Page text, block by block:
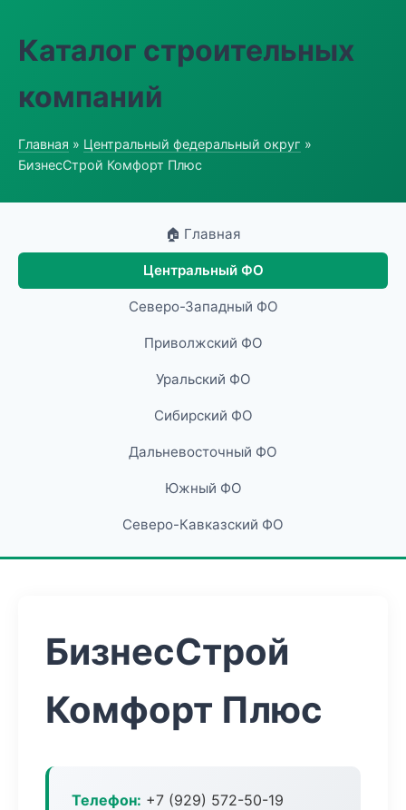
Каталог строительных
компаний
Главная » Центральный федеральный округ »
БизнесСтрой Комфорт Плюс
🏠 Главная
Центральный ФО
Северо-Западный ФО
Приволжский ФО
Уральский ФО
Сибирский ФО
Дальневосточный ФО
Южный ФО
Северо-Кавказский ФО
БизнесСтрой
Комфорт Плюс
Телефон: +7 (929) 572-50-19